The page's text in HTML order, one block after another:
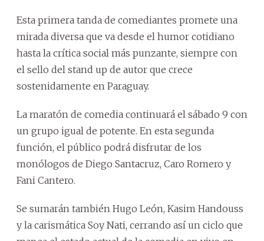
Esta primera tanda de comediantes promete una
mirada diversa que va desde el humor cotidiano
hasta la crítica social más punzante, siempre con
el sello del stand up de autor que crece
sostenidamente en Paraguay.
La maratón de comedia continuará el sábado 9 con
un grupo igual de potente. En esta segunda
función, el público podrá disfrutar de los
monólogos de Diego Santacruz, Caro Romero y
Fani Cantero.
Se sumarán también Hugo León, Kasim Handouss
y la carismática Soy Nati, cerrando así un ciclo que